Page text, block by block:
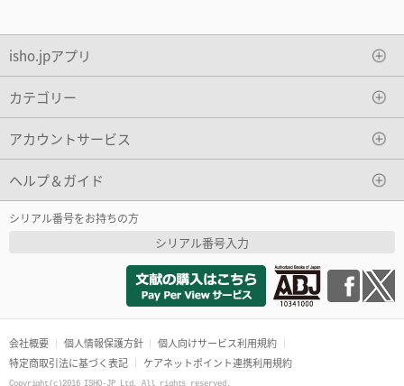
isho.jpアプリ
カテゴリー
アカウントサービス
ヘルプ＆ガイド
シリアル番号をお持ちの方
シリアル番号入力
会社概要 個人情報保護方針
個人向けサービス利用規約
特定商取引法に基づく表記
ケアネットポイント連携利用規約